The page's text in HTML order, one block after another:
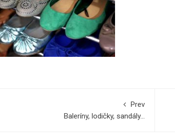
Prev
Baleríny, lodičky, sandály…